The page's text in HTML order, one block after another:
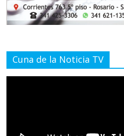
Cuna de la Noticia TV